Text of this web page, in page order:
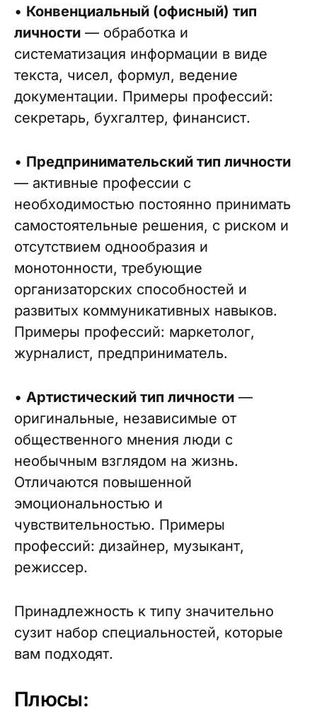
• Конвенциальный (офисный) тип
личности — обработка и
систематизация информации в виде
текста, чисел, формул, ведение
документации. Примеры профессий:
секретарь, бухгалтер, финансист.
• Предпринимательский тип личности
— активные профессии с
необходимостью постоянно принимать
самостоятельные решения, с риском и
отсутствием однообразия и
монотонности, требующие
организаторских способностей и
развитых коммуникативных навыков.
Примеры профессий: маркетолог,
журналист, предприниматель.
• Артистический тип личности —
оригинальные, независимые от
общественного мнения люди с
необычным взглядом на жизнь.
Отличаются повышенной
эмоциональностью и
чувствительностью. Примеры
профессий: дизайнер, музыкант,
режиссер.
Принадлежность к типу значительно
сузит набор специальностей, которые
вам подходят.
Плюсы: